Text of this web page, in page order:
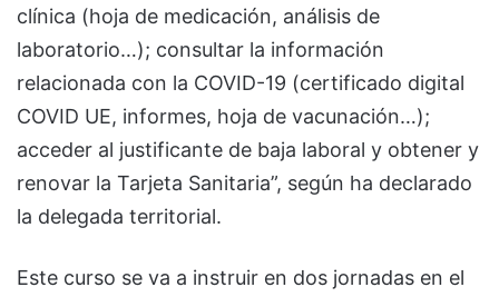
clínica (hoja de medicación, análisis de
laboratorio…); consultar la información
relacionada con la COVID-19 (certificado digital
COVID UE, informes, hoja de vacunación…);
acceder al justificante de baja laboral y obtener y
renovar la Tarjeta Sanitaria”, según ha declarado
la delegada territorial.
Este curso se va a instruir en dos jornadas en el